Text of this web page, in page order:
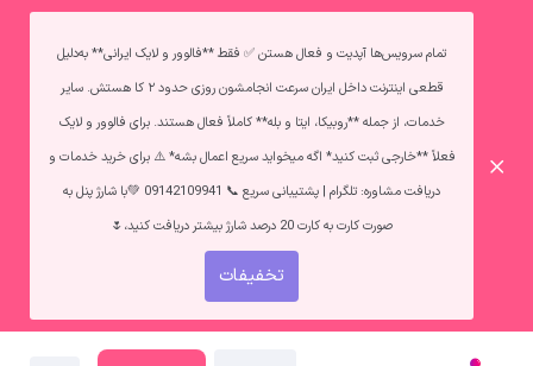
تمام سرویس‌ها آپدیت و فعال هستن ✅ فقط **فالوور و لایک ایرانی** به‌دلیل
قطعی اینترنت داخل ایران سرعت انجامشون روزی حدود ۲ کا هستش. سایر
خدمات، از جمله **روبیکا، ایتا و بله** کاملاً فعال هستند. برای فالوور و لایک
فعلاً **خارجی ثبت کنید* اگه میخواید سریع اعمال بشه* ⚠️ برای خرید خدمات و
دریافت مشاوره: تلگرام | پشتیبانی سریع 📞 09142109941 💚با شارژ پنل به
صورت کارت به کارت 20 درصد شارژ بیشتر دریافت کنید،🌷
تخفیفات